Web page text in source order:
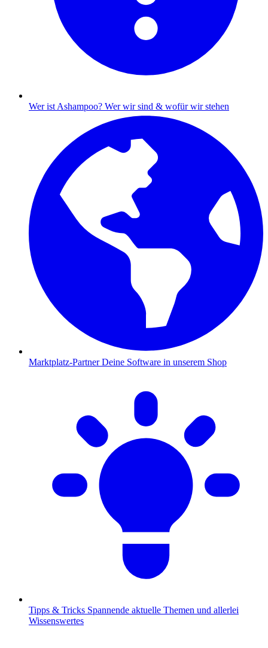
Wer ist Ashampoo? Wer wir sind & wofür wir stehen
Marktplatz-Partner Deine Software in unserem Shop
Tipps & Tricks Spannende aktuelle Themen und allerlei
Wissenswertes